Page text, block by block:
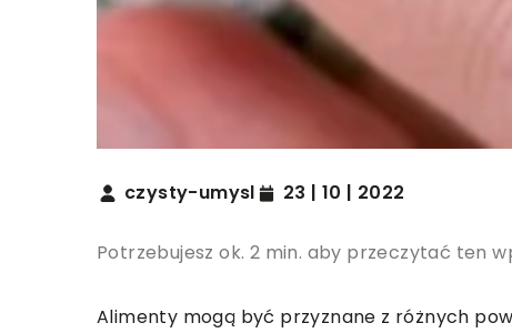
czysty-umysl 23 | 10 | 2022
Potrzebujesz ok. 2 min. aby przeczytać ten
Alimenty mogą być przyznane z różnych